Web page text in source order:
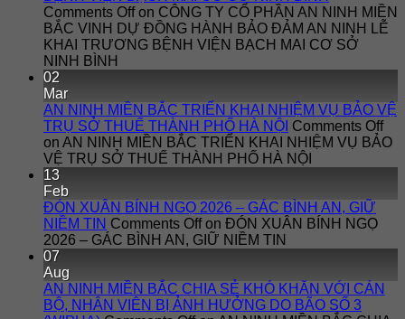
Comments Offon CÔNG TY CỔ PHẦN AN NINH MIỀN
BẮC VINH DỰ ĐỒNG HÀNH BẢO ĐẢM AN NINH LỄ
KHAI TRƯƠNG BỆNH VIỆN BẠCH MAI CƠ SỞ
NINH BÌNH
02
Mar
AN NINH MIỀN BẮC TRIỂN KHAI NHIỆM VỤ BẢO VỆ
TRỤ SỞ THUẾ THÀNH PHỐ HÀ NỘI Comments Off
on AN NINH MIỀN BẮC TRIỂN KHAI NHIỆM VỤ BẢO
VỆ TRỤ SỞ THUẾ THÀNH PHỐ HÀ NỘI
13
Feb
ĐÓN XUÂN BÍNH NGỌ 2026 – GÁC BÌNH AN, GIỮ
NIỀM TIN Comments Offon ĐÓN XUÂN BÍNH NGỌ
2026 – GÁC BÌNH AN, GIỮ NIỀM TIN
07
Aug
AN NINH MIỀN BẮC CHIA SẺ KHÓ KHĂN VỚI CÁN
BỘ, NHÂN VIÊN BỊ ẢNH HƯỞNG DO BÃO SỐ 3